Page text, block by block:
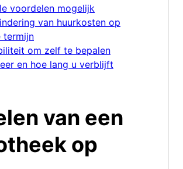
voordelen mogelijk
van huurkosten op
termijn
om zelf te bepalen
en hoe lang u verblijft
van een
op